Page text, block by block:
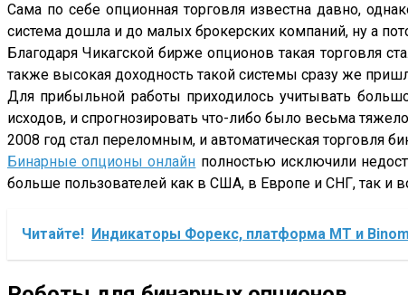
Сама по себе опционная торговля известна давно,
система дошла и до малых брокерских компаний, ну а
Благодаря Чикагской бирже опционов такая торговля
также высокая доходность такой системы сразу же
Для прибыльной работы приходилось учитывать
исходов, и спрогнозировать что-либо было весьма
2008 год стал переломным, и автоматическая торговля
Бинарные опционы онлайн полностью исключили
больше пользователей как в США, в Европе и СНГ, так и
Читайте! Индикаторы Форекс, платформа МТ и